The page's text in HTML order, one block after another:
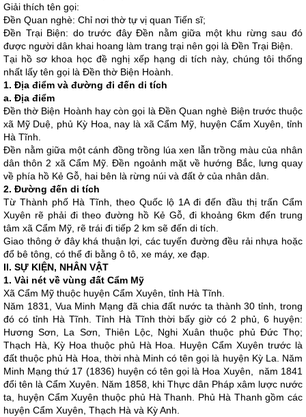
Giải thích tên gọi:
Đền Quan nghè: Chỉ nơi thờ tự vị quan Tiến sĩ;
Đền Trại Biện: do trước đây Đền nằm giữa một khu rừng sau đó
được người dân khai hoang làm trang trại nên gọi là Đền Trại Biện.
Tại hồ sơ khoa học đề nghị xếp hạng di tích này, chúng tôi thống
nhất lấy tên gọi là Đền thờ Biện Hoành.
1. Địa điểm và đường đi đến di tích
a. Địa điểm
Đền thờ Biện Hoành hay còn gọi là Đền Quan nghè Biện trước thuộc
xã Mỹ Duệ, phủ Kỳ Hoa, nay là xã Cẩm Mỹ, huyện Cẩm Xuyên, tỉnh
Hà Tĩnh.
Đền nằm giữa một cánh đồng trồng lúa xen lẫn trồng màu của nhân
dân thôn 2 xã Cẩm Mỹ. Đền ngoảnh mặt về hướng Bắc, lưng quay
về phía hồ Kẻ Gỗ, hai bên là rừng núi và đất ở của nhân dân.
2. Đường đến di tích
Từ Thành phố Hà Tĩnh, theo Quốc lộ 1A đi đến đầu thị trấn Cẩm
Xuyên rẽ phải đi theo đường hồ Kẻ Gỗ, đi khoảng 6km đến trung
tâm xã Cẩm Mỹ, rẽ trái đi tiếp 2 km sẽ đến di tích.
Giao thông ở đây khá thuận lợi, các tuyến đường đều rải nhựa hoặc
đổ bê tông, có thể đi bằng ô tô, xe máy, xe đạp.
II. SỰ KIỆN, NHÂN VẬT
1. Vài nét về vùng đất Cẩm Mỹ
Xã Cẩm Mỹ thuộc huyện Cẩm Xuyên, tỉnh Hà Tĩnh.
Năm 1831, Vua Minh Mạng đã chia đất nước ta thành 30 tỉnh, trong
đó có tỉnh Hà Tĩnh. Tỉnh Hà Tĩnh thời bấy giờ có 2 phủ, 6 huyện:
Hương Sơn, La Sơn, Thiên Lộc, Nghi Xuân thuộc phủ Đức Thọ;
Thạch Hà, Kỳ Hoa thuộc phủ Hà Hoa. Huyện Cẩm Xuyên trước là
đất thuộc phủ Hà Hoa, thời nhà Minh có tên gọi là huyện Kỳ La. Năm
Minh Mạng thứ 17 (1836) huyện có tên gọi là Hoa Xuyên, năm 1841
đổi tên là Cẩm Xuyên. Năm 1858, khi Thực dân Pháp xâm lược nước
ta, huyện Cẩm Xuyên thuộc phủ Hà Thanh. Phủ Hà Thanh gồm các
huyện Cẩm Xuyên, Thạch Hà và Kỳ Anh.